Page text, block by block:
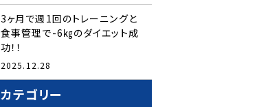
3ヶ月で週1回のトレーニングと
食事管理で-6㎏のダイエット成
功！！
2025.12.28
カテゴリー